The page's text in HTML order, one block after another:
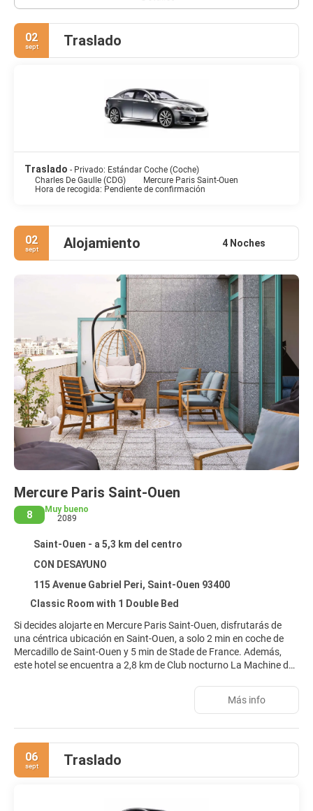
02
sept Traslado
Traslado - Privado: Estándar Coche (Coche)
Charles De Gaulle (CDG)
Mercure Paris Saint-Ouen
Hora de recogida: Pendiente de confirmación
02
sept Alojamiento 4 Noches
Mercure Paris Saint-Ouen
8
Muy bueno
2089
Saint-Ouen - a 5,3 km del centro
CON DESAYUNO
115 Avenue Gabriel Peri, Saint-Ouen 93400
Classic Room with 1 Double Bed
Si decides alojarte en Mercure Paris Saint-Ouen, disfrutarás de
una céntrica ubicación en Saint-Ouen, a solo 2 min en coche de
Mercadillo de Saint-Ouen y 5 min de Stade de France. Además,
este hotel se encuentra a 2,8 km de Club nocturno La Machine du
Con gimnasio y muchas otras instalaciones recreativas a tu
terraza donde sentarte a contemplar el paisaje. Otros servicios de
este hotel incluyen conexión a Internet wifi gratis, servicios de
conserjería y servicio de cuidado infantil (de pago).
Más info
06
sept Traslado